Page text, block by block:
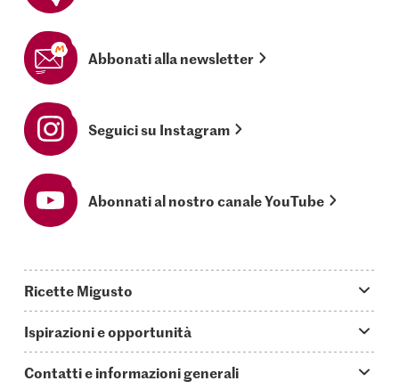
Abbonati alla newsletter
Seguici su Instagram
Abonnati al nostro canale YouTube
Ricette Migusto
Oggi cucino
Ispirazioni e opportunità
Contatti e informazioni generali